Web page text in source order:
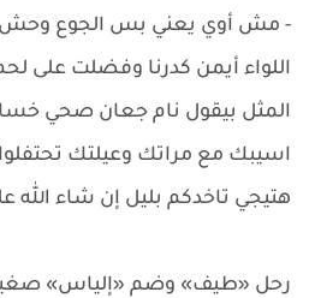
- مش أوي يعني بس الجوع وحش
اللواء أيمن كدرنا وفضلت على
المثل بيقول نام جعان صحي
اسيبك مع مراتك وعيلتك
هتيجي تاخدكم بليل إن شاء الله
رحل «طيف» وضم «إلياس»